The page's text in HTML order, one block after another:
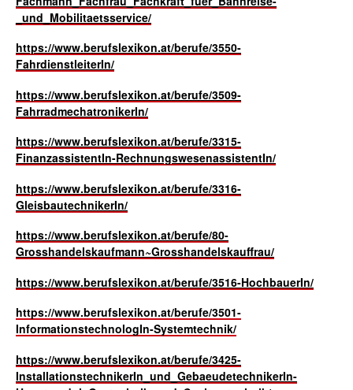
_und_Mobilitaetsservice/
https://www.berufslexikon.at/berufe/3550-
FahrdienstleiterIn/
https://www.berufslexikon.at/berufe/3509-
FahrradmechatronikerIn/
https://www.berufslexikon.at/berufe/3315-
FinanzassistentIn-RechnungswesenassistentIn/
https://www.berufslexikon.at/berufe/3316-
GleisbautechnikerIn/
https://www.berufslexikon.at/berufe/80-
Grosshandelskaufmann~Grosshandelskauffrau/
https://www.berufslexikon.at/berufe/3516-HochbauerIn/
https://www.berufslexikon.at/berufe/3501-
InformationstechnologIn-Systemtechnik/
https://www.berufslexikon.at/berufe/3425-
InstallationstechnikerIn_und_GebaeudetechnikerIn-